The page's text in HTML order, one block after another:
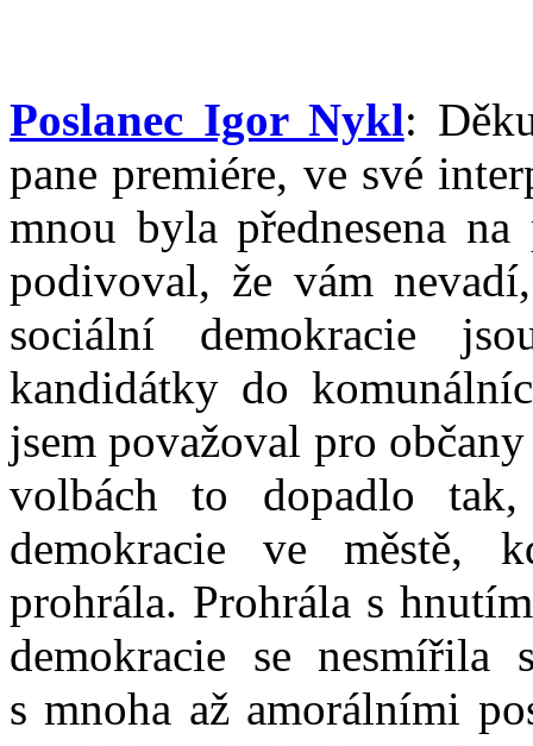
Poslanec Igor Nykl:
pane premiére, ve své
mnou byla přednesena
podivoval, že vám
sociální demokracie
kandidátky do
jsem považoval pro
volbách to dopadlo
demokracie ve městě,
prohrála. Prohrála s
demokracie se nesmířila
s mnoha až amorálními